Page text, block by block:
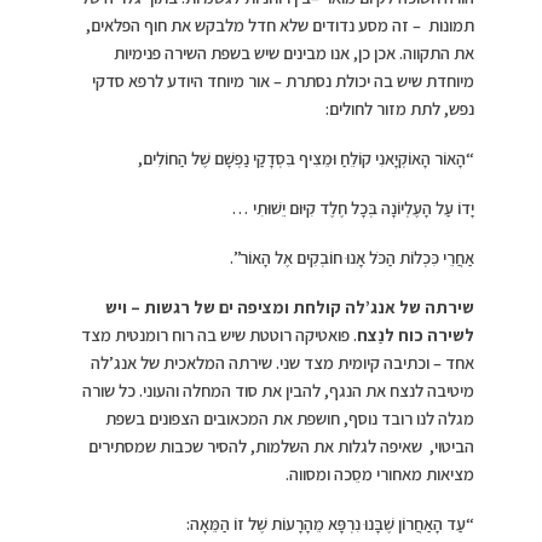
תמונות – זה מסע נדודים שלא חדל מלבקש את חוף הפלאים,
את התקווה. אכן כן, אנו מבינים שיש בשפת השירה פנימיות
מיוחדת שיש בה יכולת נסתרת – אור מיוחד היודע לרפא סדקי
נפש, לתת מזור לחולים:
“הָאוֹר הָאוֹקְיָאנִי קוֹלֵחַ וּמֵצִיף בִּסְדָקַי נַפְשָׁם שֶׁל הַחוֹלִים,
יָדוֹ עַל הָעֶלְיוֹנָה בְּכָל חֶלֶד קִיּוּם יֵשׁוּתִי …
אַחֲרֵי כִּכְלוֹת הַכֹּל אָנוּ חוֹבְקִים אֶל הָאוֹר”.
שירתה של אנג’לה קולחת ומציפה ים של רגשות – ויש
לשירה כוח לנַצח. פואטיקה רוטטת שיש בה רוח רומנטית מצד
אחד – וכתיבה קיומית מצד שני. שירתה המלאכית של אנג’לה
מיטיבה לנצח את הנגף, להבין את סוד המחלה והעוני. כל שורה
מגלה לנו רובד נוסף, חושפת את המכאובים הצפונים בשפת
הביטוי, שאיפה לגלות את השלמות, להסיר שכבות שמסתירים
מציאות מאחורי מסֵכה ומסווה.
“עַד הָאַחֲרוֹן שֶׁבָּנוּ נִרְפָּא מֵהָרָעוֹת שֶׁל זוֹ הַמֵּאָה: